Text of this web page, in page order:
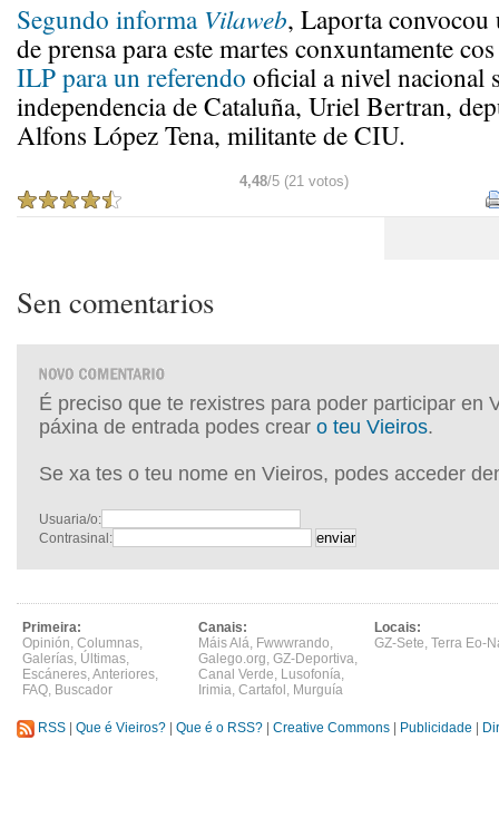
Segundo informaVilaweb, Laporta convocou
de prensa para este martes conxuntamente
ILP para un referendo oficial a nivel nacional
independencia de Cataluña, Uriel Bertran,
Alfons López Tena, militante de CIU.
4,48/5 (21 votos)
Sen comentarios
É preciso que te rexistres para poder participar en
páxina de entrada podes crear o teu Vieiros.
Se xa tes o teu nome en Vieiros, podes acceder
Usuaria/o:
Contrasinal:
Primeira:
Opinión, Columnas,
Galerías, Últimas,
Escáneres,Anteriores,
FAQ, Buscador
Canais:
Máis Alá, Fwwwrando,
Galego.org, GZ-Deportiva,
Canal Verde, Lusofonía,
Irimia, Cartafol , Murguía
Locais:
GZ-Sete, Terra Eo-
RSS Que é Vieiros? Que é o RSS? Creative Commons Publicidade